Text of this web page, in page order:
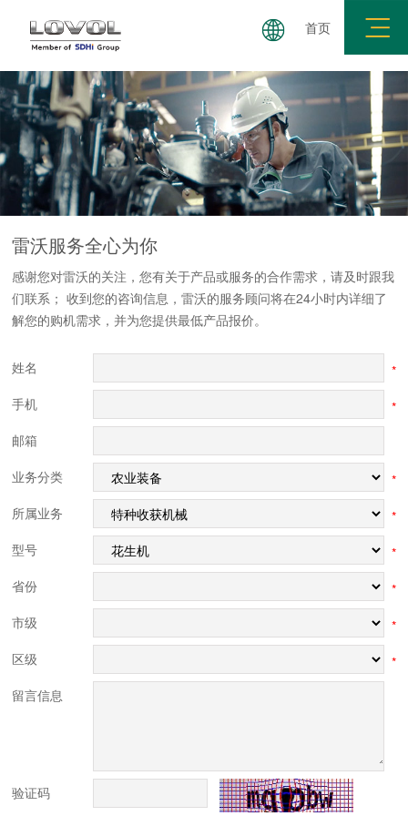
首页
服务品牌 环保信息 配件服务 在线留言
雷沃服务全心为你
感谢您对雷沃的关注，您有关于产品或服务的合作需求，请及时跟我
们联系； 收到您的咨询信息，雷沃的服务顾问将在24小时内详细了
解您的购机需求，并为您提供最低产品报价。
姓名
*
手机
*
邮箱
业务分类
*
所属业务
*
型号
*
省份
*
市级
*
区级
*
留言信息
验证码